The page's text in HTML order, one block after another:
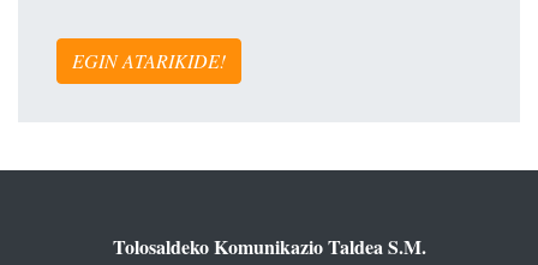
EGIN ATARIKIDE!
Tolosaldeko Komunikazio Taldea S.M.